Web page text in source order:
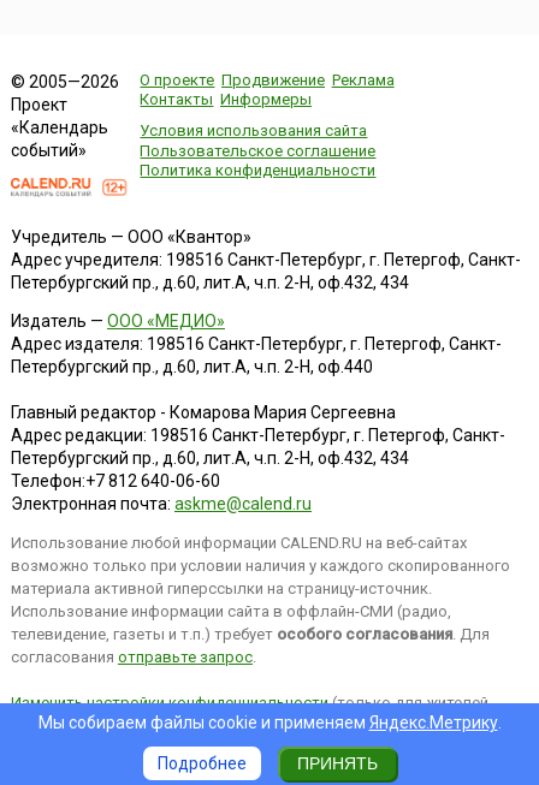
© 2005—2026
Проект
«Календарь
событий»
О проекте Продвижение Реклама
Контакты Информеры
Условия использования сайта
Пользовательское соглашение
Политика конфиденциальности
Учредитель — ООО «Квантор»
Адрес учредителя: 198516 Санкт-Петербург, г. Петергоф, Санкт-
Петербургский пр., д.60, лит.А, ч.п. 2-Н, оф.432, 434
Издатель — ООО «МЕДИО»
Адрес издателя: 198516 Санкт-Петербург, г. Петергоф, Санкт-
Петербургский пр., д.60, лит.А, ч.п. 2-Н, оф.440
Главный редактор - Комарова Мария Сергеевна
Адрес редакции: 198516 Санкт-Петербург, г. Петергоф, Санкт-
Петербургский пр., д.60, лит.А, ч.п. 2-Н, оф.432, 434
Телефон:+7 812 640-06-60
Электронная почта: askme@calend.ru
Использование любой информации CALEND.RU на веб-сайтах
возможно только при условии наличия у каждого скопированного
материала активной гиперссылки на страницу-источник.
Использование информации сайта в оффлайн-СМИ (радио,
телевидение, газеты и т.п.) требует особого согласования. Для
согласования отправьте запрос.
Изменить настройки конфиденциальности(только для жителей
EEA).Мы собираем файлы cookie и применяем Яндекс.Метрику.
Подробнее ПРИНЯТЬ